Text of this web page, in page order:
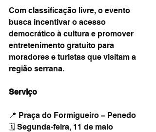
Com classificação livre, o evento
busca incentivar o acesso
democrático à cultura e promover
entretenimento gratuito para
moradores e turistas que visitam a
região serrana.
Serviço
📍 Praça do Formigueiro – Penedo
🗓️ Segunda-feira, 11 de maio